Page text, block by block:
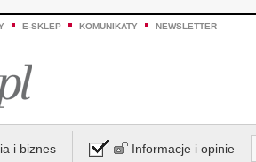
E-SKLEP KOMUNIKATY NEWSLETTER
i biznes Informacje i opinie